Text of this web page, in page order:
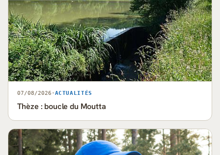
07/08/2026 · ACTUALITÉS
Thèze : boucle du Moutta